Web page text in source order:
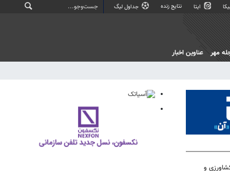
ایتا نتایج زنده جداول لیگ
مهر عناوین اخبار
وسیله کشاورزی و